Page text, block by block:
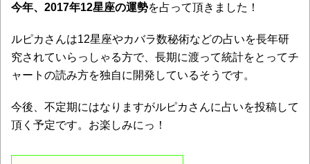
今年、2017年12星座の運勢を占って頂きました！
ルピカさんは12星座やカバラ数秘術などの占いを長年研
究されていらっしゃる方で、長期に渡って統計をとってチ
ャートの読み方を独自に開発しているそうです。
今後、不定期にはなりますがルピカさんに占いを投稿して
頂く予定です。お楽しみにっ！